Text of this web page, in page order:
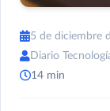
5 de diciembre
Diario
14 min